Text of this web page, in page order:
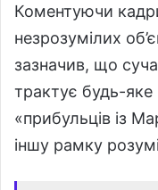
Коментуючи
незрозумілих
зазначив, що
трактує будь-яке
«прибульців із
іншу рамку